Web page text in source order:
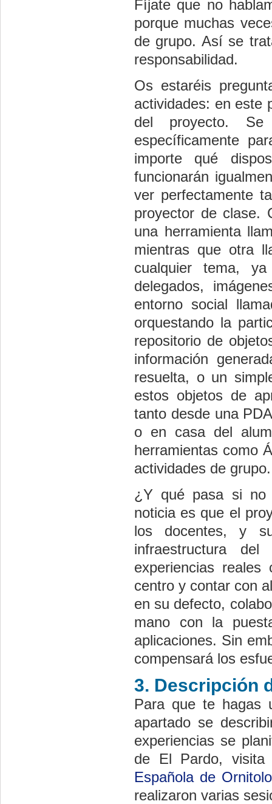
Fíjate que no
porque muchas
de grupo. Así se
responsabilidad.
Os estaréis
actividades: en este
del proyecto. Se
específicamente
importe qué
funcionarán
ver perfectamente
proyector de clase.
una herramienta
mientras que otra
cualquier tema,
delegados,
entorno social
orquestando la
repositorio de
información
resuelta, o un
estos objetos de
tanto desde una
o en casa del
herramientas como
actividades de grupo.
¿Y qué pasa si no
noticia es que el
los docentes, y
infraestructura
experiencias
centro y contar con
en su defecto,
mano con la
aplicaciones. Sin
compensará los
3. Descripción
Para que te hagas
apartado se
experiencias se
de El Pardo,
Española de
realizaron varias